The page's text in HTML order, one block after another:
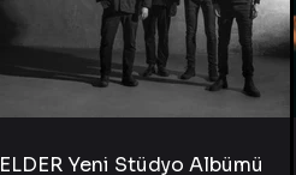
ELDER Yeni Stüdyo Albümü